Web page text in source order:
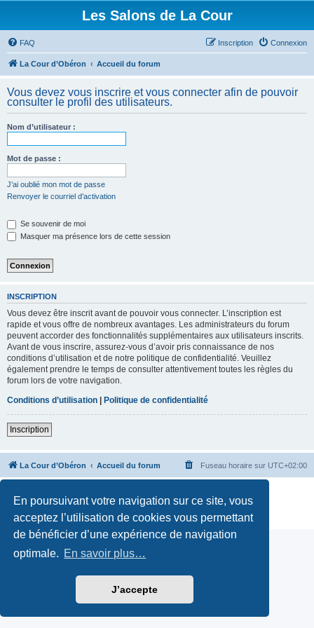
En poursuivant votre navigation sur ce site, vous
acceptez l’utilisation de cookies vous permettant
de bénéficier d’une expérience de navigation
optimale. En savoir plus…
J’accepte
Les Salons de La Cour
FAQ Connexion
Inscription
La Cour d’Obéron Accueil du forum
Vous devez vous inscrire et vous connecter afin de pouvoir
consulter le profil des utilisateurs.
Nom d’utilisateur :
Mot de passe :
J’ai oublié mon mot de passe
Renvoyer le courriel d’activation
Se souvenir de moi
Masquer ma présence lors de cette session
INSCRIPTION
Vous devez être inscrit avant de pouvoir vous connecter. L’inscription est
rapide et vous offre de nombreux avantages. Les administrateurs du forum
peuvent accorder des fonctionnalités supplémentaires aux utilisateurs inscrits.
Avant de vous inscrire, assurez-vous d’avoir pris connaissance de nos
conditions d’utilisation et de notre politique de confidentialité. Veuillez
également prendre le temps de consulter attentivement toutes les règles du
forum lors de votre navigation.
Conditions d’utilisation | Politique de confidentialité
Inscription
La Cour d’Obéron Accueil du forum Fuseau horaire sur UTC+02:00
Traduction française officielle ©Qiaeru
Confidentialité|Conditions